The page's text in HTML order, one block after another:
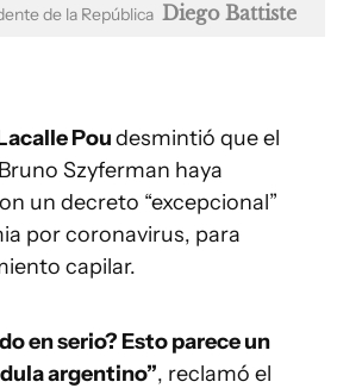
de la República Diego Battiste
Poudesmintió que el
Szyferman haya
un decreto “excepcional”
por coronavirus, para
capilar.
en serio? Esto parece un
argentino”, reclamó el